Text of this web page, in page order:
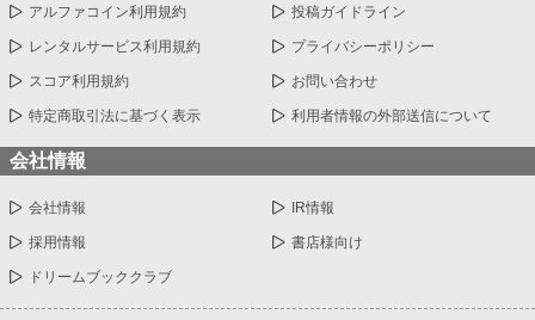
アルファコイン利用規約 投稿ガイドライン
レンタルサービス利用規約 プライバシーポリシー
スコア利用規約 お問い合わせ
特定商取引法に基づく表示 利用者情報の外部送信について
会社情報
会社情報 IR情報
採用情報 書店様向け
ドリームブッククラブ